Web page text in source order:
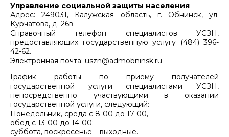
Управление социальной защиты населения
Адрес: 249031, Калужская область, г. Обнинск, ул.
Курчатова, д. 26в.
Справочный телефон специалистов УСЗН,
предоставляющих государственную услугу (484) 396-
42-62.
Электронная почта: uszn@admobninsk.ru
График работы по приему получателей
государственной услуги специалистами УСЗН,
непосредственно участвующими в оказании
государственной услуги, следующий:
Понедельник, среда с 8-00 до 17-00,
обед с 13-00 до 14-00;
суббота, воскресенье – выходные.